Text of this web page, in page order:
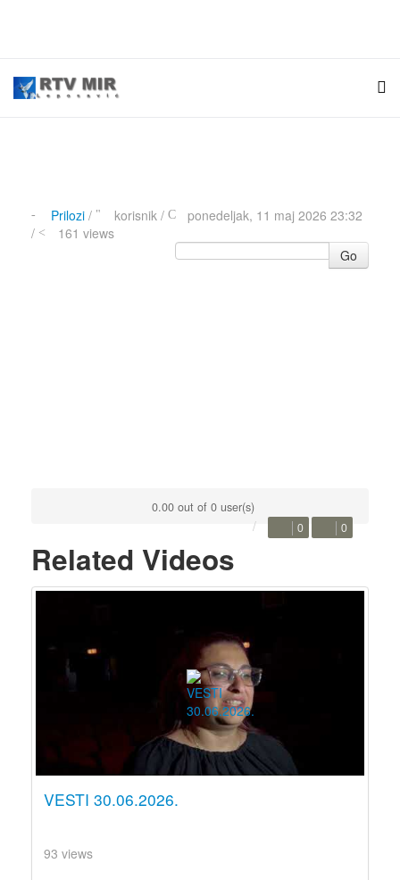
Prilozi/ korisnik /
ponedeljak, 11 maj 2026 23:32
/
161 views
Go
0.00 out of 0 user(s)
0 0
Related Videos
VESTI 30.06.2026.
93 views